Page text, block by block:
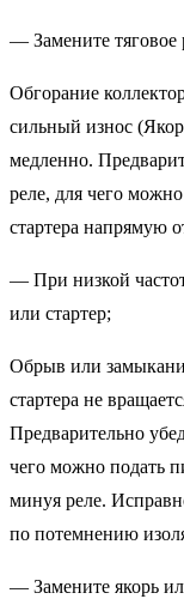
— Замените тяговое
Обгорание
сильный износ
медленно.
реле, для чего
стартера напрямую
— При низкой
или стартер;
Обрыв или
стартера не
Предварительно
чего можно подать
минуя реле.
по потемнению
— Замените якорь